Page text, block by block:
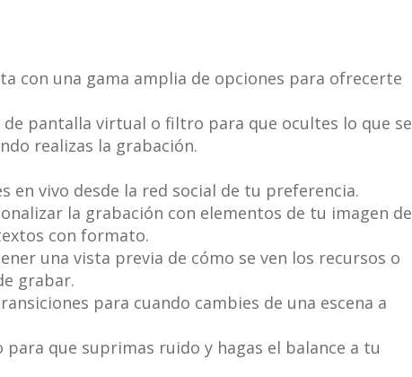
con una gama amplia de opciones para ofrecerte
pantalla virtual o filtro para que ocultes lo que se
realizas la grabación.
en vivo desde la red social de tu preferencia.
la grabación con elementos de tu imagen de
con formato.
una vista previa de cómo se ven los recursos o
grabar.
para cuando cambies de una escena a
para que suprimas ruido y hagas el balance a tu